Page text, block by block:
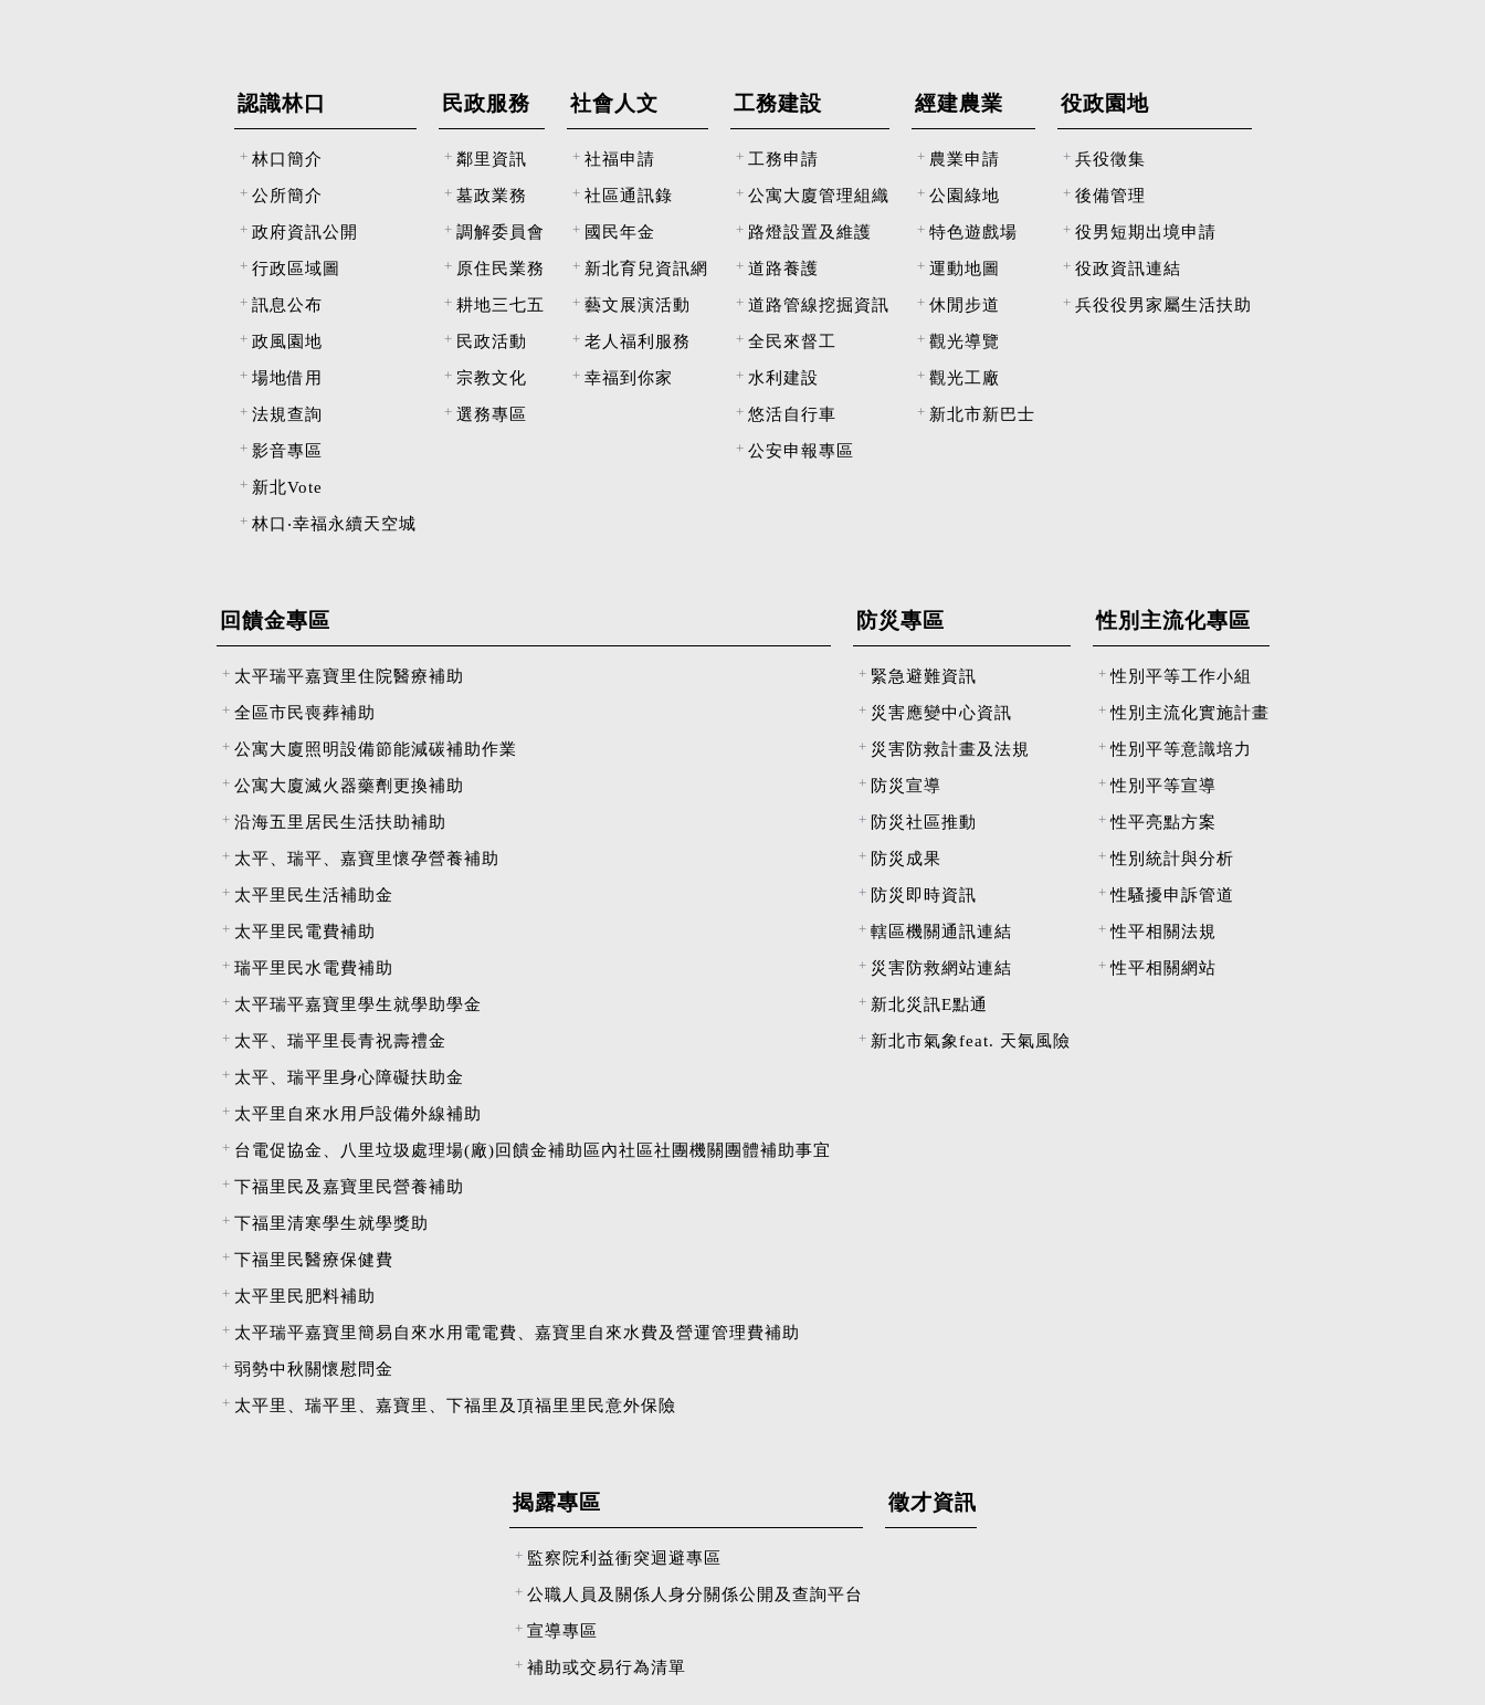
認識林口
林口簡介
公所簡介
政府資訊公開
行政區域圖
訊息公布
政風園地
場地借用
法規查詢
影音專區
新北Vote
林口‧幸福永續天空城
民政服務
鄰里資訊
墓政業務
調解委員會
原住民業務
耕地三七五
民政活動
宗教文化
選務專區
社會人文
社福申請
社區通訊錄
國民年金
新北育兒資訊網
藝文展演活動
老人福利服務
幸福到你家
工務建設
工務申請
公寓大廈管理組織
路燈設置及維護
道路養護
道路管線挖掘資訊
全民來督工
水利建設
悠活自行車
公安申報專區
經建農業
農業申請
公園綠地
特色遊戲場
運動地圖
休閒步道
觀光導覽
觀光工廠
新北市新巴士
役政園地
兵役徵集
後備管理
役男短期出境申請
役政資訊連結
兵役役男家屬生活扶助
回饋金專區
太平瑞平嘉寶里住院醫療補助
全區市民喪葬補助
公寓大廈照明設備節能減碳補助作業
公寓大廈滅火器藥劑更換補助
沿海五里居民生活扶助補助
太平、瑞平、嘉寶里懷孕營養補助
太平里民生活補助金
太平里民電費補助
瑞平里民水電費補助
太平瑞平嘉寶里學生就學助學金
太平、瑞平里長青祝壽禮金
太平、瑞平里身心障礙扶助金
太平里自來水用戶設備外線補助
台電促協金、八里垃圾處理場(廠)回饋金補助區內社區社團機關團體補助事宜
下福里民及嘉寶里民營養補助
下福里清寒學生就學獎助
下福里民醫療保健費
太平里民肥料補助
太平瑞平嘉寶里簡易自來水用電電費、嘉寶里自來水費及營運管理費補助
弱勢中秋關懷慰問金
太平里、瑞平里、嘉寶里、下福里及頂福里里民意外保險
防災專區
緊急避難資訊
災害應變中心資訊
災害防救計畫及法規
防災宣導
防災社區推動
防災成果
防災即時資訊
轄區機關通訊連結
災害防救網站連結
新北災訊E點通
新北市氣象feat. 天氣風險
性別主流化專區
性別平等工作小組
性別主流化實施計畫
性別平等意識培力
性別平等宣導
性平亮點方案
性別統計與分析
性騷擾申訴管道
性平相關法規
性平相關網站
揭露專區
監察院利益衝突迴避專區
公職人員及關係人身分關係公開及查詢平台
宣導專區
補助或交易行為清單
徵才資訊